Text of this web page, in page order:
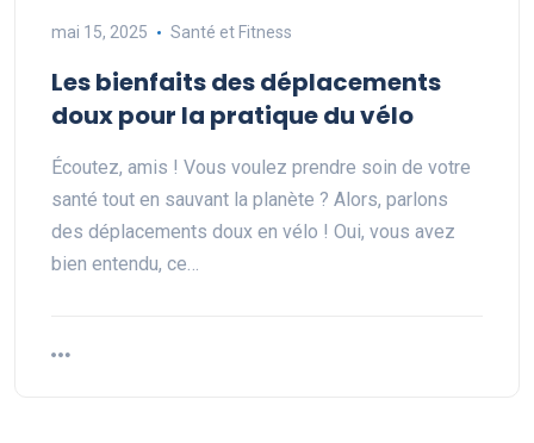
mai 15, 2025 Santé et Fitness
Les bienfaits des déplacements
doux pour la pratique du vélo
Écoutez, amis ! Vous voulez prendre soin de votre
santé tout en sauvant la planète ? Alors, parlons
des déplacements doux en vélo ! Oui, vous avez
bien entendu, ce…